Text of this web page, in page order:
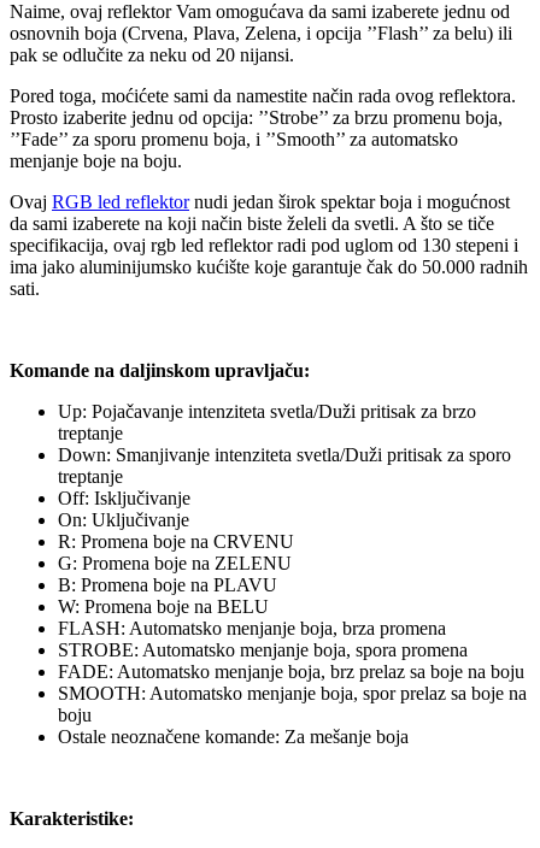
Naime, ovaj reflektor Vam omogućava da sami izaberete jednu od
osnovnih boja (Crvena, Plava, Zelena, i opcija ’’Flash’’ za belu) ili
pak se odlučite za neku od 20 nijansi.
Pored toga, moćićete sami da namestite način rada ovog reflektora.
Prosto izaberite jednu od opcija: ’’Strobe’’ za brzu promenu boja,
’’Fade’’ za sporu promenu boja, i ’’Smooth’’ za automatsko
menjanje boje na boju.
Ovaj RGB led reflektornudi jedan širok spektar boja i mogućnost
da sami izaberete na koji način biste želeli da svetli. A što se tiče
specifikacija, ovaj rgb led reflektor radi pod uglom od 130 stepeni i
ima jako aluminijumsko kućište koje garantuje čak do 50.000 radnih
sati.
Komande na daljinskom upravljaču:
Up: Pojačavanje intenziteta svetla/Duži pritisak za brzo
treptanje
Down: Smanjivanje intenziteta svetla/Duži pritisak za sporo
treptanje
Off: Isključivanje
On: Uključivanje
R: Promena boje na CRVENU
G: Promena boje na ZELENU
B: Promena boje na PLAVU
W: Promena boje na BELU
FLASH: Automatsko menjanje boja, brza promena
STROBE: Automatsko menjanje boja, spora promena
FADE: Automatsko menjanje boja, brz prelaz sa boje na boju
SMOOTH: Automatsko menjanje boja, spor prelaz sa boje na
boju
Ostale neoznačene komande: Za mešanje boja
Karakteristike: